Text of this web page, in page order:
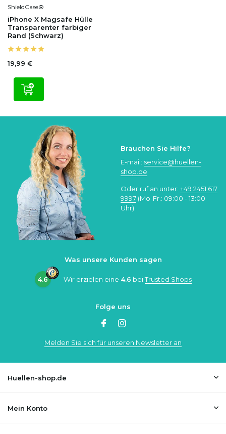
ShieldCase®
iPhone X Magsafe Hülle
Transparenter farbiger
Rand (Schwarz)
19,99 €
Brauchen Sie Hilfe?
E-mail: service@huellen-
shop.de
Oder ruf an unter: +49 2451 617
9997 (Mo-Fr.: 09:00 - 13:00
Uhr)
Was unsere Kunden sagen
4.6 Wir erzielen eine 4.6 beiTrusted Shops
Folge uns
Melden Sie sich für unseren Newsletter an
Huellen-shop.de
Mein Konto